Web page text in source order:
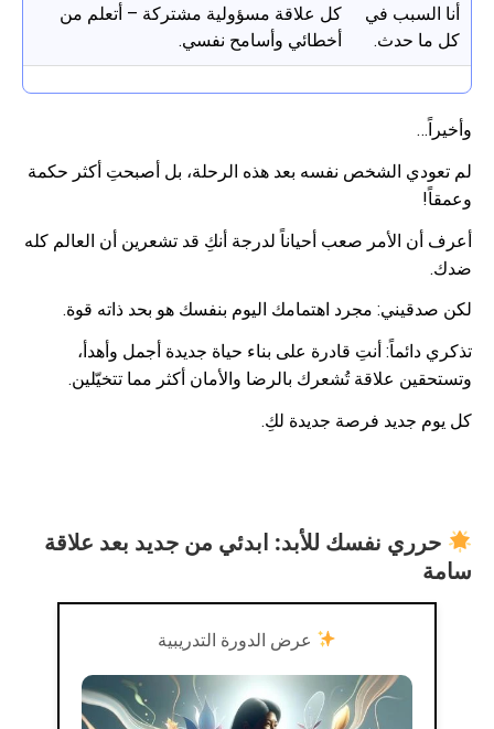
أنا السبب في
كل ما حدث.
كل علاقة مسؤولية مشتركة – أتعلم من
أخطائي وأسامح نفسي.
وأخيراً…
لم تعودي الشخص نفسه بعد هذه الرحلة، بل أصبحتِ أكثر حكمة
وعمقاً!
أعرف أن الأمر صعب أحياناً لدرجة أنكِ قد تشعرين أن العالم كله
ضدك.
لكن صدقيني: مجرد اهتمامك اليوم بنفسك هو بحد ذاته قوة.
تذكري دائماً: أنتِ قادرة على بناء حياة جديدة أجمل وأهدأ،
وتستحقين علاقة تُشعرك بالرضا والأمان أكثر مما تتخيّلين.
كل يوم جديد فرصة جديدة لكِ.
حرري نفسك للأبد: ابدئي من جديد بعد علاقة
سامة
عرض الدورة التدريبية